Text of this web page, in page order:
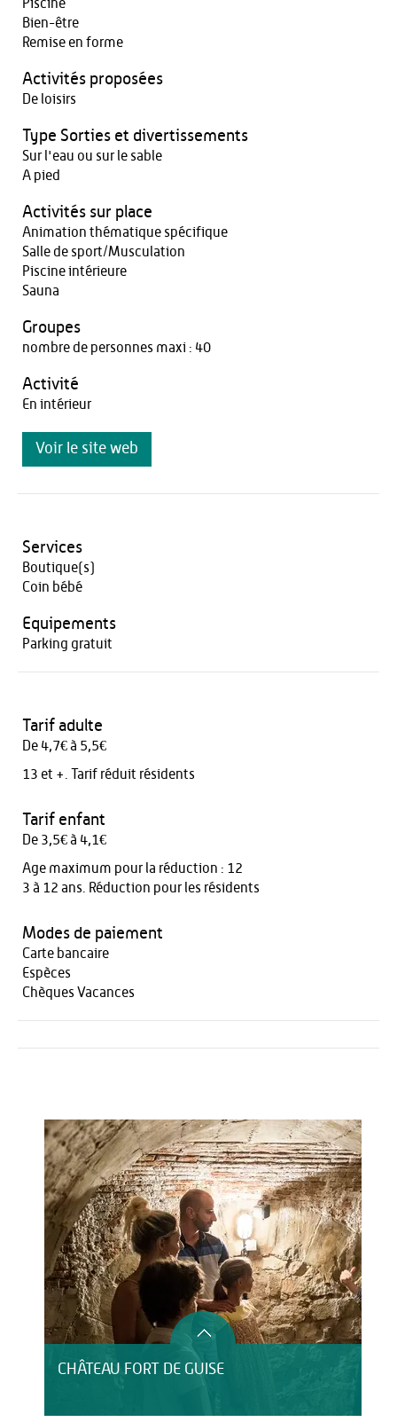
Piscine
Bien-être
Remise en forme
Activités proposées
De loisirs
Type Sorties et divertissements
Sur l'eau ou sur le sable
A pied
Activités sur place
Animation thématique spécifique
Salle de sport/Musculation
Piscine intérieure
Sauna
Groupes
nombre de personnes maxi : 40
Activité
En intérieur
Voir le site web
Services
Boutique(s)
Coin bébé
Equipements
Parking gratuit
Tarif adulte
De 4,7€ à 5,5€
13 et +. Tarif réduit résidents
Tarif enfant
De 3,5€ à 4,1€
Age maximum pour la réduction : 12
3 à 12 ans. Réduction pour les résidents
Modes de paiement
Carte bancaire
Espèces
Chèques Vacances
CHÂTEAU FORT DE GUISE